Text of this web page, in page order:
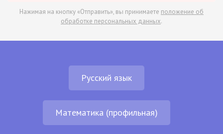
Нажимая на кнопку «Отправить», вы принимаете положение об
обработке персональных данных.
Русский язык
Математика (профильная)